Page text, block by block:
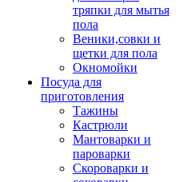
тряпки для мытья
пола
Веники,совки и
щетки для пола
Окномойки
Посуда для
приготовления
Тажины
Кастрюли
Мантоварки и
пароварки
Скороварки и